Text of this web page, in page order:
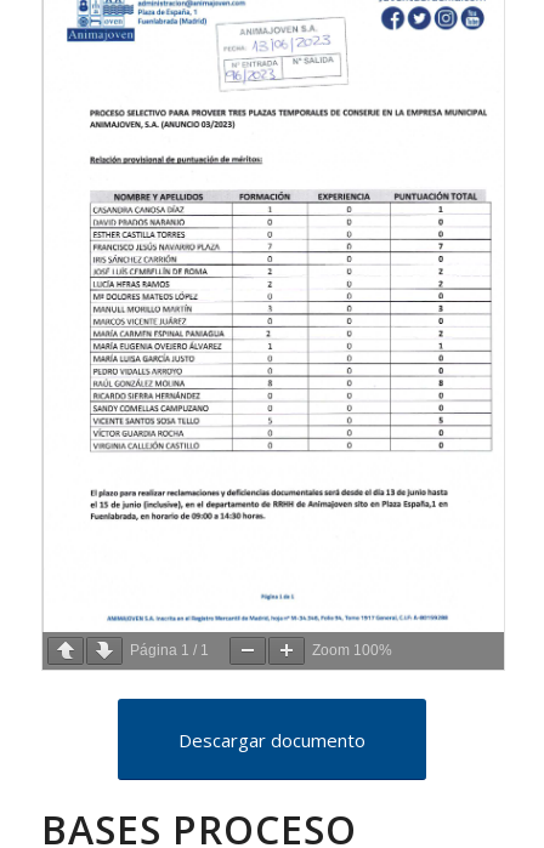
Página 1 / 1 Zoom 100%
Descargar documento
BASES PROCESO